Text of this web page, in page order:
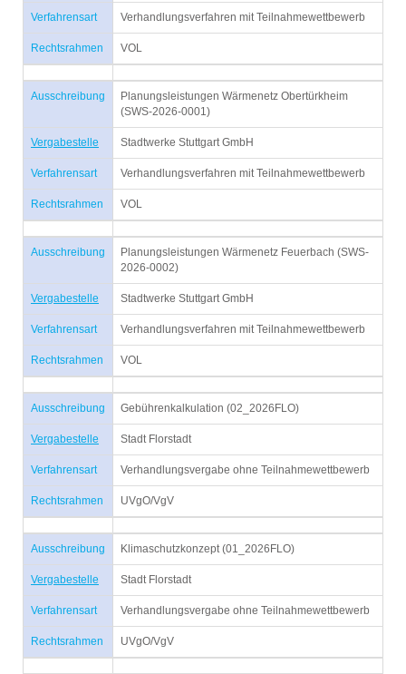
Verfahrensart Verhandlungsverfahren mit Teilnahmewettbewerb
Rechtsrahmen VOL
Ausschreibung
Planungsleistungen Wärmenetz Obertürkheim
(SWS-2026-0001)
Vergabestelle Stadtwerke Stuttgart GmbH
Verfahrensart Verhandlungsverfahren mit Teilnahmewettbewerb
Rechtsrahmen VOL
Ausschreibung
Planungsleistungen Wärmenetz Feuerbach (SWS-
2026-0002)
Vergabestelle Stadtwerke Stuttgart GmbH
Verfahrensart Verhandlungsverfahren mit Teilnahmewettbewerb
Rechtsrahmen VOL
Ausschreibung Gebührenkalkulation (02_2026FLO)
Vergabestelle Stadt Florstadt
Verfahrensart Verhandlungsvergabe ohne Teilnahmewettbewerb
Rechtsrahmen UVgO/VgV
Ausschreibung Klimaschutzkonzept (01_2026FLO)
Vergabestelle Stadt Florstadt
Verfahrensart Verhandlungsvergabe ohne Teilnahmewettbewerb
Rechtsrahmen UVgO/VgV